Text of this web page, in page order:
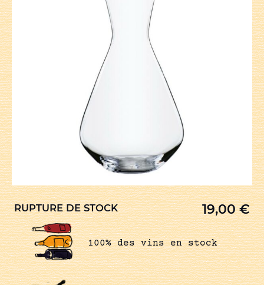
RUPTURE DE STOCK 19,00€
100% des vins en stock